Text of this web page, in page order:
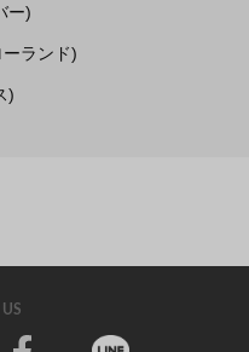
ー)
ランド)
)